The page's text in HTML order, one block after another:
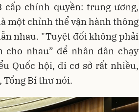
chính quyền: trung ương,
một chỉnh thể vận hành thông
nhau. "Tuyệt đối không phải
cho nhau” để nhân dân chạy
Quốc hội, đi cơ sở rất nhiều,
Tổng Bí thư nói.